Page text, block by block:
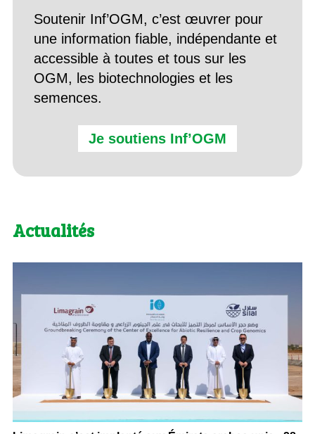
Soutenir Inf’OGM, c’est œuvrer pour
une information fiable, indépendante et
accessible à toutes et tous sur les
OGM, les biotechnologies et les
semences.
Je soutiens Inf’OGM
Actualités